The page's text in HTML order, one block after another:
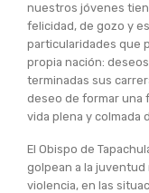
nuestros jóvenes
felicidad, de gozo y
particularidades que
propia nación:
terminadas sus
deseo de formar una
vida plena y colmada
El Obispo de
golpean a la juventud
violencia, en las